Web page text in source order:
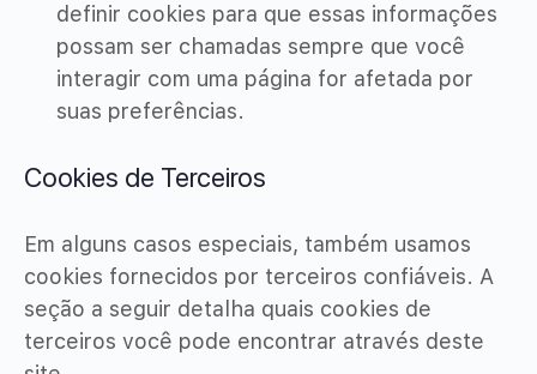
definir cookies para que essas informações
possam ser chamadas sempre que você
interagir com uma página for afetada por
suas preferências.
Cookies de Terceiros
Em alguns casos especiais, também usamos
cookies fornecidos por terceiros confiáveis. A
seção a seguir detalha quais cookies de
terceiros você pode encontrar através deste